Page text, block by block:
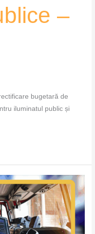
–
bugetară de
iluminatul public și